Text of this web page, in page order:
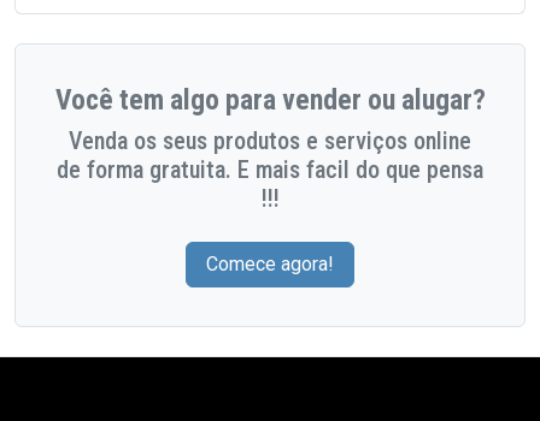
Você tem algo para vender ou alugar?
Venda os seus produtos e serviços online
de forma gratuita. E mais facil do que pensa
!!!
Comece agora!